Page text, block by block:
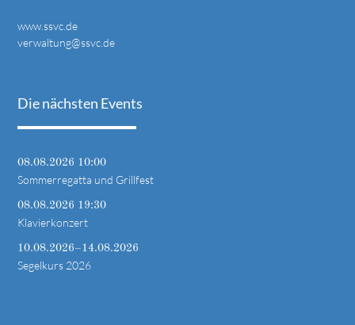
www.ssvc.de
verwaltung@ssvc.de
Die nächsten Events
08.08.2026 10:00
Sommerregatta und Grillfest
08.08.2026 19:30
Klavierkonzert
10.08.2026–14.08.2026
Segelkurs 2026